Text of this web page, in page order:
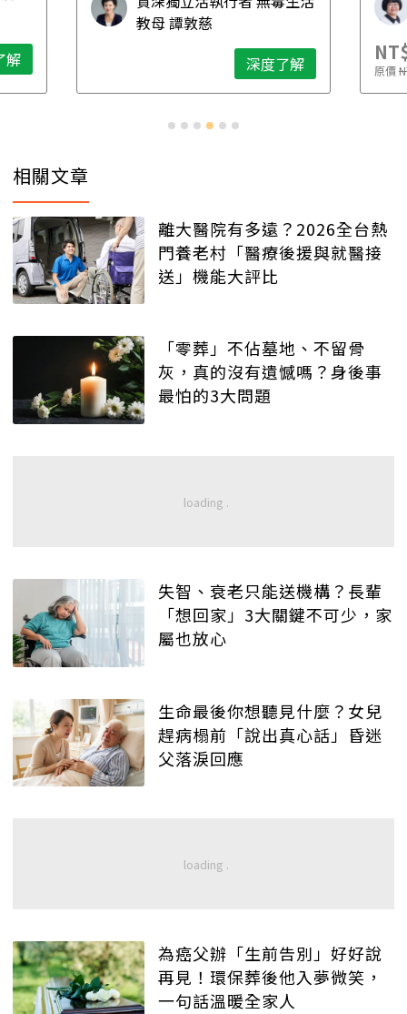
解
想清楚！
教母 譚敦慈
深度了解
原價
相關文章
離大醫院有多遠？2026全台熱
門養老村「醫療後援與就醫接
送」機能大評比
「零葬」不佔墓地、不留骨
灰，真的沒有遺憾嗎？身後事
最怕的3大問題
失智、衰老只能送機構？長輩
「想回家」3大關鍵不可少，家
屬也放心
生命最後你想聽見什麼？女兒
趕病榻前「說出真心話」昏迷
父落淚回應
為癌父辦「生前告別」好好說
再見！環保葬後他入夢微笑，
一句話溫暖全家人